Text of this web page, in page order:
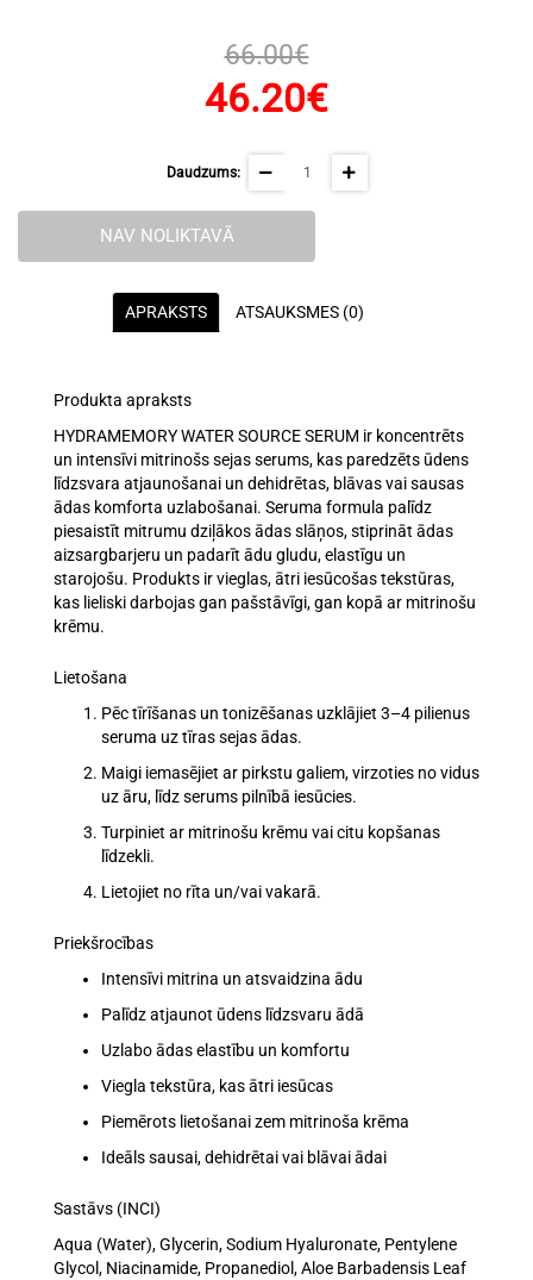
66.00€
46.20€
Daudzums:
NAV NOLIKTAVĀ
APRAKSTS ATSAUKSMES (0)
Produkta apraksts
HYDRAMEMORY WATER SOURCE SERUM ir koncentrēts
un intensīvi mitrinošs sejas serums, kas paredzēts ūdens
līdzsvara atjaunošanai un dehidrētas, blāvas vai sausas
ādas komforta uzlabošanai. Seruma formula palīdz
piesaistīt mitrumu dziļākos ādas slāņos,stiprināt ādas
aizsargbarjeru un padarīt ādu gludu, elastīgu un
starojošu. Produkts ir vieglas, ātri iesūcošas tekstūras,
kas lieliski darbojas gan pašstāvīgi, gan kopā ar mitrinošu
krēmu.
Lietošana
Pēctīrīšanas un tonizēšanas uzklājiet 3–4 pilienus
seruma uztīras sejas ādas.
Maigi iemasējiet ar pirkstu galiem, virzoties no vidus
uz āru, līdz serums pilnībā iesūcies.
Turpiniet ar mitrinošu krēmu vai citu kopšanas
līdzekli.
Lietojiet no rīta un/vai vakarā.
Priekšrocības
Intensīvi mitrina un atsvaidzina ādu
Palīdzatjaunot ūdens līdzsvaru ādā
Uzlabo ādaselastību un komfortu
Viegla tekstūra, kasātri iesūcas
Piemērots lietošanai zem mitrinoša krēma
Ideāls sausai, dehidrētai vai blāvai ādai
Sastāvs (INCI)
Aqua (Water), Glycerin, Sodium Hyaluronate, Pentylene
Glycol, Niacinamide, Propanediol, Aloe Barbadensis Leaf